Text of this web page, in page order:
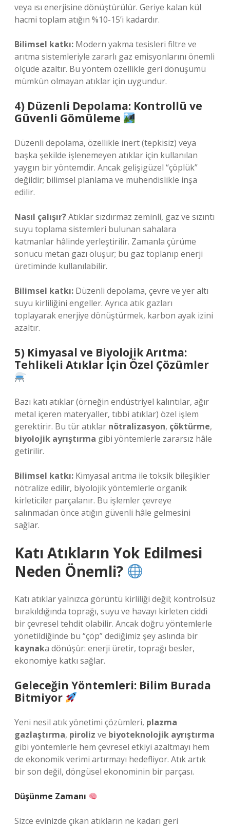
veya ısı enerjisine dönüştürülür. Geriye kalan kül
hacmi toplam atığın %10-15’i kadardır.
Bilimsel katkı: Modern yakma tesisleri filtre ve
arıtma sistemleriyle zararlı gaz emisyonlarını önemli
ölçüde azaltır. Bu yöntem özellikle geri dönüşümü
mümkün olmayan atıklar için uygundur.
4) Düzenli Depolama: Kontrollü ve
Güvenli Gömüleme
Düzenli depolama, özellikle inert (tepkisiz) veya
başka şekilde işlenemeyen atıklar için kullanılan
yaygın bir yöntemdir. Ancak gelişigüzel “çöplük”
değildir; bilimsel planlama ve mühendislikle inşa
edilir.
Nasıl çalışır?Atıklar sızdırmaz zeminli, gaz ve sızıntı
suyu toplama sistemleri bulunan sahalara
katmanlar hâlinde yerleştirilir. Zamanla çürüme
sonucu metan gazı oluşur; bu gaz toplanıp enerji
üretiminde kullanılabilir.
Bilimsel katkı: Düzenli depolama, çevre ve yer altı
suyu kirliliğini engeller. Ayrıca atık gazları
toplayarak enerjiye dönüştürmek, karbon ayak izini
azaltır.
5) Kimyasal ve Biyolojik Arıtma:
Tehlikeli Atıklar İçin Özel Çözümler
Bazı katı atıklar (örneğin endüstriyel kalıntılar, ağır
metal içeren materyaller, tıbbi atıklar) özel işlem
gerektirir. Bu tür atıklar nötralizasyon, çöktürme,
biyolojik ayrıştırma gibi yöntemlerle zararsız hâle
getirilir.
Bilimsel katkı: Kimyasal arıtma ile toksik bileşikler
nötralize edilir, biyolojik yöntemlerle organik
kirleticiler parçalanır. Bu işlemler çevreye
salınmadan önce atığın güvenli hâle gelmesini
sağlar.
Katı Atıkların Yok Edilmesi
Neden Önemli?
Katı atıklar yalnızca görüntü kirliliği değil; kontrolsüz
bırakıldığında toprağı, suyu ve havayı kirleten ciddi
bir çevresel tehdit olabilir. Ancak doğru yöntemlerle
yönetildiğinde bu “çöp” dediğimiz şey aslında bir
kaynaka dönüşür: enerji üretir, toprağı besler,
ekonomiye katkı sağlar.
Geleceğin Yöntemleri: Bilim Burada
Bitmiyor
Yeni nesil atık yönetimi çözümleri, plazma
gazlaştırma, piroliz ve biyoteknolojik ayrıştırma
gibi yöntemlerle hem çevresel etkiyi azaltmayı hem
de ekonomik verimi artırmayı hedefliyor. Atık artık
bir son değil, döngüsel ekonominin bir parçası.
Düşünme Zamanı
Sizce evinizde çıkan atıkların ne kadarı geri